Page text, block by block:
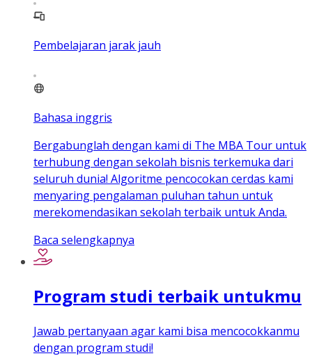
Pembelajaran jarak jauh
Bahasa inggris
Bergabunglah dengan kami di The MBA Tour untuk
terhubung dengan sekolah bisnis terkemuka dari
seluruh dunia! Algoritme pencocokan cerdas kami
menyaring pengalaman puluhan tahun untuk
merekomendasikan sekolah terbaik untuk Anda.
Baca selengkapnya
Program studi terbaik untukmu
Jawab pertanyaan agar kami bisa mencocokkanmu
dengan program studi!